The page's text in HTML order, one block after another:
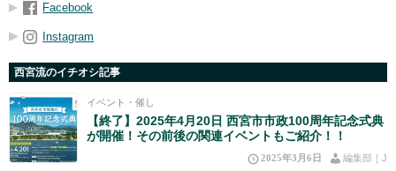
Facebook
Instagram
西宮流のイチオシ記事
イベント・催し
【終了】2025年4月20日 西宮市市政100周年記念式典
が開催！その前後の関連イベントもご紹介！！
2025年3月6日 編集部｜J